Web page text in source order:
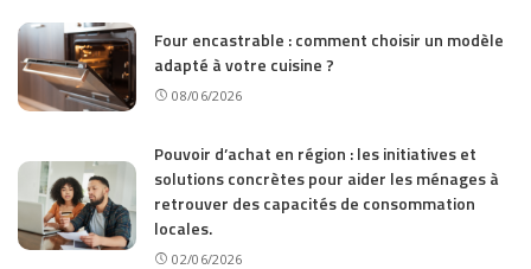
Four encastrable : comment choisir un modèle
adapté à votre cuisine ?
08/06/2026
Pouvoir d’achat en région : les initiatives et
solutions concrètes pour aider les ménages à
retrouver des capacités de consommation
locales.
02/06/2026